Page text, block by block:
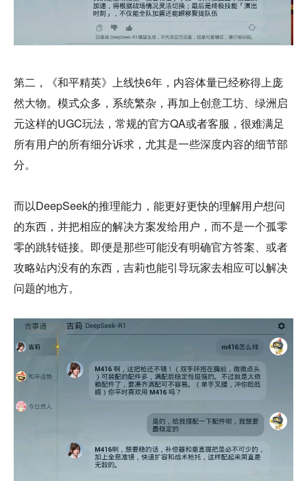
第二，《和平精英》上线快6年，内容体量已经称得上庞
然大物。模式众多，系统繁杂，再加上创意工坊、绿洲启
元这样的UGC玩法，常规的官方QA或者客服，很难满足
所有用户的所有细分诉求，尤其是一些深度内容的细节部
分。
而以DeepSeek的推理能力，能更好更快的理解用户想问
的东西，并把相应的解决方案发给用户，而不是一个孤零
零的跳转链接。即便是那些可能没有明确官方答案、或者
攻略站内没有的东西，吉莉也能引导玩家去相应可以解决
问题的地方。